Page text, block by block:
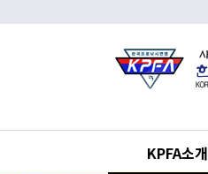
KPFA소개